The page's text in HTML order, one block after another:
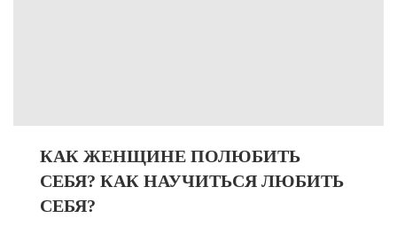
КАК ЖЕНЩИНЕ ПОЛЮБИТЬ
СЕБЯ? КАК НАУЧИТЬСЯ ЛЮБИТЬ
СЕБЯ?